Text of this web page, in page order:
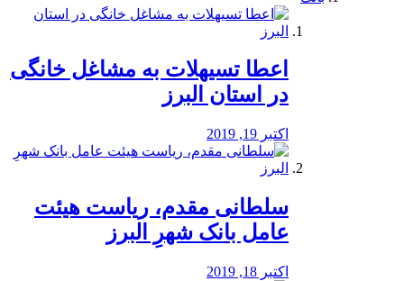
️اعطا تسیهلات به مشاغل خانگی
در استان البرز
اکتبر 19, 2019
سلطانی مقدم، ریاست هیئت
عامل بانک شهرِ البرز
اکتبر 18, 2019